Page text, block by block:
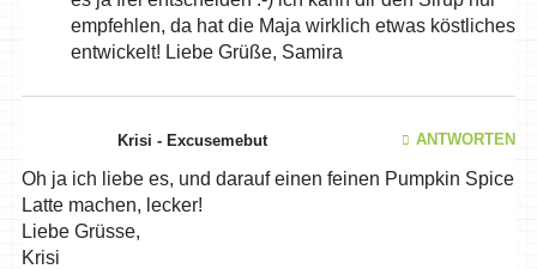
empfehlen, da hat die Maja wirklich etwas köstliches
entwickelt! Liebe Grüße, Samira
Krisi - Excusemebut ANTWORTEN
Oh ja ich liebe es, und darauf einen feinen Pumpkin Spice
Latte machen, lecker!
Liebe Grüsse,
Krisi